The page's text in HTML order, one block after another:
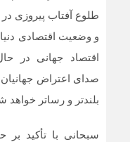
طلوع آفتاب پیروزی
و وضعیت اقتصادی
اقتصاد جهانی در
صدای اعتراض
بلندتر و رساتر خواهد
سبحانی با تأکید